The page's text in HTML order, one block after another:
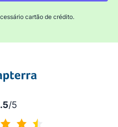
cartão de crédito.
/5